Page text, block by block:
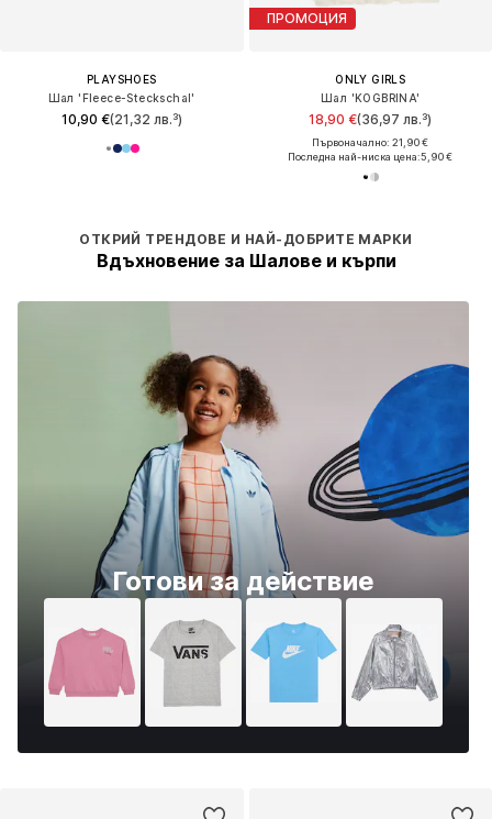
PLAYSHOES
Шал 'Fleece-Steckschal'
10,90 €(21,32 лв.³)
ПРОМОЦИЯ
ONLY GIRLS
Шал 'KOGBRINA'
18,90 €(36,97 лв.³)
Първоначално: 21,90 €
Последна най-ниска цена:5,90 €
ОТКРИЙ ТРЕНДОВЕ И НАЙ-ДОБРИТЕ МАРКИ
Вдъхновение за Шалове и кърпи
Готови за действие